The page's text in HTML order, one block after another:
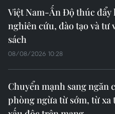
Việt Nam-Ấn Độ thúc đẩy
nghiên cứu, đào tạo và tư
sách
08/08/2026 10:28
Chuyển mạnh sang ngăn
phòng ngừa từ sớm, từ